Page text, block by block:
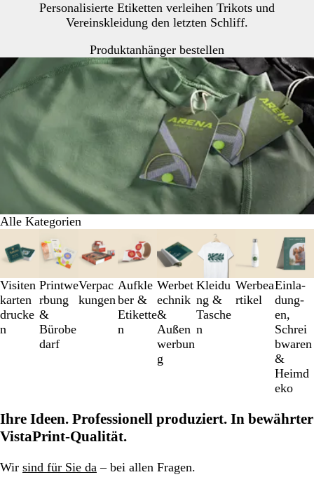
Personalisierte Etiketten verleihen Trikots und
Vereinskleidung den letzten Schliff.
Produktanhänger bestellen
Alle Kategorien
Visiten
karten
drucke
n
Printwe
rbung
&
Bürobe
darf
Verpac
kungen
Aufkle
ber &
Etikette
n
Werbet
echnik
&
Außen
werbun
g
Kleidu
ng &
Tasche
n
Werbea
rtikel
Einl­a­
dung­
en,
Schrei
b­wa­ren
&
Heimd
eko
1
bis
3
von
8
Ihre Ideen. Professionell produziert. In bewährter
VistaPrint-Qualität.
Wir sind für Sie da – bei allen Fragen.